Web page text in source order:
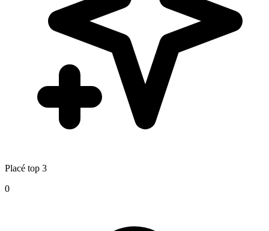
Placé top 3
0